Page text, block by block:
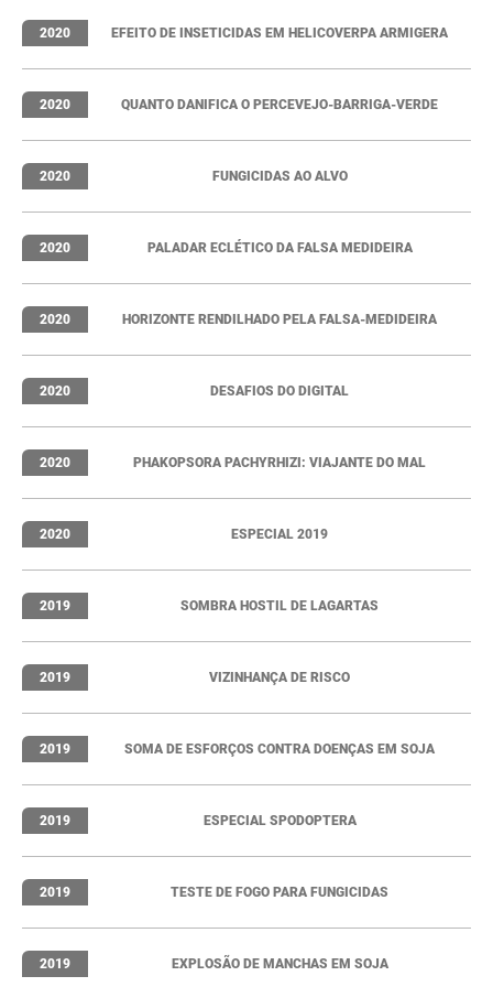
2020 EFEITO DE INSETICIDAS EM HELICOVERPA ARMIGERA
2020 QUANTO DANIFICA O PERCEVEJO-BARRIGA-VERDE
2020 FUNGICIDAS AO ALVO
2020 PALADAR ECLÉTICO DA FALSA MEDIDEIRA
2020 HORIZONTE RENDILHADO PELA FALSA-MEDIDEIRA
2020 DESAFIOS DO DIGITAL
2020 PHAKOPSORA PACHYRHIZI: VIAJANTE DO MAL
2020 ESPECIAL 2019
2019 SOMBRA HOSTIL DE LAGARTAS
2019 VIZINHANÇA DE RISCO
2019 SOMA DE ESFORÇOS CONTRA DOENÇAS EM SOJA
2019 ESPECIAL SPODOPTERA
2019 TESTE DE FOGO PARA FUNGICIDAS
2019 EXPLOSÃO DE MANCHAS EM SOJA